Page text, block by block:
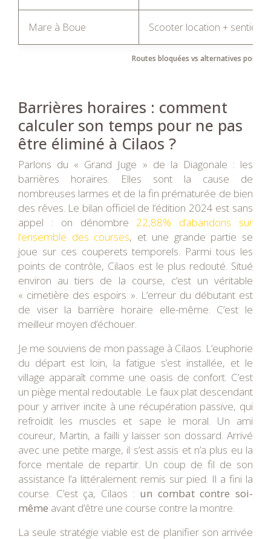
Routes bloquées vs alternatives pour
Mare à Boue Scooter location + sentier
Barrières horaires : comment
calculer son temps pour ne pas
être éliminé à Cilaos ?
Parlons du « Grand Juge » de la Diagonale : les
barrières horaires. Elles sont la cause de
nombreuses larmes et de la fin prématurée de bien
des rêves. Le bilan officiel de l’édition 2024 est sans
appel : on dénombre 22,88% d’abandons sur
l’ensemble des courses, et une grande partie se
joue sur ces couperets temporels. Parmi tous les
points de contrôle, Cilaos est le plus redouté. Situé
environ au tiers de la course, c’est un véritable
« cimetière des espoirs ». L’erreur du débutant est
de viser la barrière horaire elle-même. C’est le
meilleur moyen d’échouer.
Je me souviens de mon passage à Cilaos. L’euphorie
du départ est loin, la fatigue s’est installée, et le
village apparaît comme une oasis de confort. C’est
un piège mental redoutable. Le faux plat descendant
pour y arriver incite à une récupération passive, qui
refroidit les muscles et sape le moral. Un ami
coureur, Martin, a failli y laisser son dossard. Arrivé
avec une petite marge, il s’est assis et n’a plus eu la
force mentale de repartir. Un coup de fil de son
assistance l’a littéralement remis sur pied. Il a fini la
course. C’est ça, Cilaos : un combat contre soi-
même avant d’être une course contre la montre.
La seule stratégie viable est de planifier son arrivée